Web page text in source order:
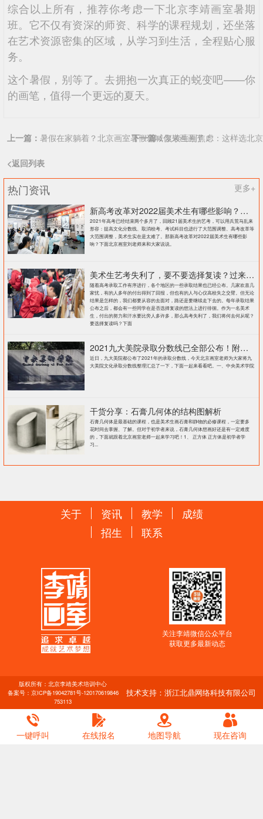
综合以上所有，推荐你考虑一下北京李靖画室暑期
班。它不仅有资深的师资、科学的课程规划，还坐落
在艺术资源密集的区域，从学习到生活，全程贴心服
务。
这个暑假，别等了。去拥抱一次真正的蜕变吧——你
的画笔，值得一个更远的夏天。
上一篇： 暑假在家躺着？北京画室暑假班喊你来画画了！
下一篇：复读生别焦虑：这样选北
<返回列表
热门资讯
更多+
新高考改革对2022届美术生有哪些影响？北京画室刘老师来和大家说说
2021年高考已经结束两个多月了，回顾21届美术生的艺考，可以用兵荒马乱来
形容：提高文化分数线、取消校考、考试科目也进行了大范围调整、高考改革等
大范围调整，美术生实在是太难了。那新高考改革对2022届美术生有哪些影
响？下面北京画室刘老师来和大家说说。
美术生艺考失利了，要不要选择复读？过来人提出这几点建议
随着高考录取工作有序进行，各个地区的一些录取结果也已经公布。几家欢喜几
家忧，有的人多年的付出得到了回报，但也有的人与心仪高校失之交臂。但无论
结果是怎样的，我们都要从容的去面对，路还是要继续走下去的。每年录取结果
公布之后，都会有一些同学在是否选择复读的想法上进行徘徊。作为一名美术
生，付出的努力和汗水要比旁人多许多，那么高考失利了，我们将何去何从呢？
要选择复读吗？下面
2021九大美院录取分数线已全部公布！附各大院校录取分数线汇总！
近日，九大美院都公布了2021年的录取分数线，今天北京画室老师为大家将九
大美院文化录取分数线整理汇总了一下，下面一起来看看吧。一、中央美术学院
干货分享：石膏几何体的结构图解析
石膏几何体是最基础的课程，也是美术生画石膏和静物的必修课程，一定要多
花时间去掌握、了解。但对于初学者来说，石膏几何体想画好还是有一定难度
的，下面就跟着北京画室老师一起来学习吧！1、 正方体 正方体是初学者学
习...
一键呼叫 在线报名 地图导航 现在咨询
关于 资讯 教学
成绩
招生
联系
关注李靖微信公众平台
获取更多最新动态
版权所有：北京李靖美术培训中心
备案号： 京ICP备19042781号-120170619846
753113
技术支持：浙江北鼎网络科技有限公司